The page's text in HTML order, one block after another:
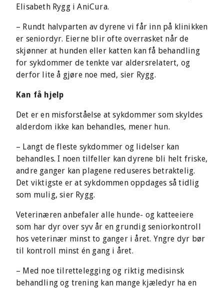
Elisabeth Rygg i AniCura.
– Rundt halvparten av dyrene vi får inn på klinikken
er seniordyr. Eierne blir ofte overrasket når de
skjønner at hunden eller katten kan få behandling
for sykdommer de tenkte var aldersrelatert, og
derfor lite å gjøre noe med, sier Rygg.
Kan få hjelp
Det er en misforståelse at sykdommer som skyldes
alderdom ikke kan behandles, mener hun.
– Langt de fleste sykdommer og lidelser kan
behandles. I noen tilfeller kan dyrene bli helt friske,
andre ganger kan plagene reduseres betraktelig.
Det viktigste er at sykdommen oppdages så tidlig
som mulig, sier Rygg.
Veterinæren anbefaler alle hunde- og katteeiere
som har dyr over syv år en grundig seniorkontroll
hos veterinær minst to ganger i året. Yngre dyr bør
til kontroll minst én gang i året.
– Med noe tilrettelegging og riktig medisinsk
behandling og trening kan mange kjæledyr ha en